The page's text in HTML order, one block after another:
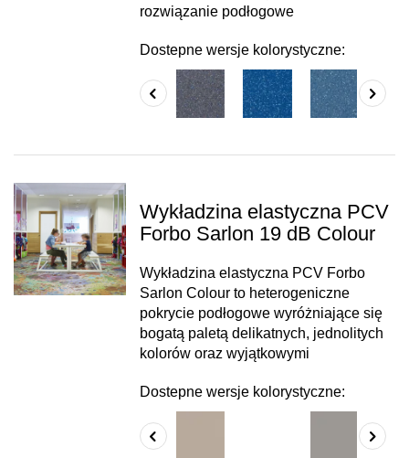
rozwiązanie podłogowe
Dostepne wersje kolorystyczne:
Wykładzina elastyczna PCV
Forbo Sarlon 19 dB Colour
Wykładzina elastyczna PCV Forbo
Sarlon Colour to heterogeniczne
pokrycie podłogowe wyróżniające się
bogatą paletą delikatnych, jednolitych
kolorów oraz wyjątkowymi
Dostepne wersje kolorystyczne: